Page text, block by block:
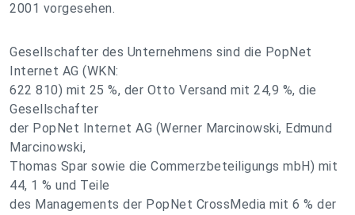
2001 vorgesehen.
Gesellschafter des Unternehmens sind die PopNet
Internet AG (WKN:
622 810) mit 25 %, der Otto Versand mit 24,9 %, die
Gesellschafter
der PopNet Internet AG (Werner Marcinowski, Edmund
Marcinowski,
Thomas Spar sowie die Commerzbeteiligungs mbH) mit
44, 1 % und Teile
des Managements der PopNet CrossMedia mit 6 % der